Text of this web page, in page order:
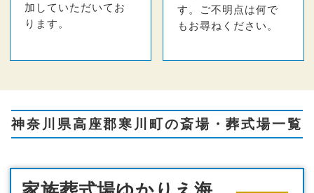
加していただいてお
ります。
す。ご不明点は何で
もお尋ねください。
神奈川県高座郡寒川町の斎場・葬式場一覧